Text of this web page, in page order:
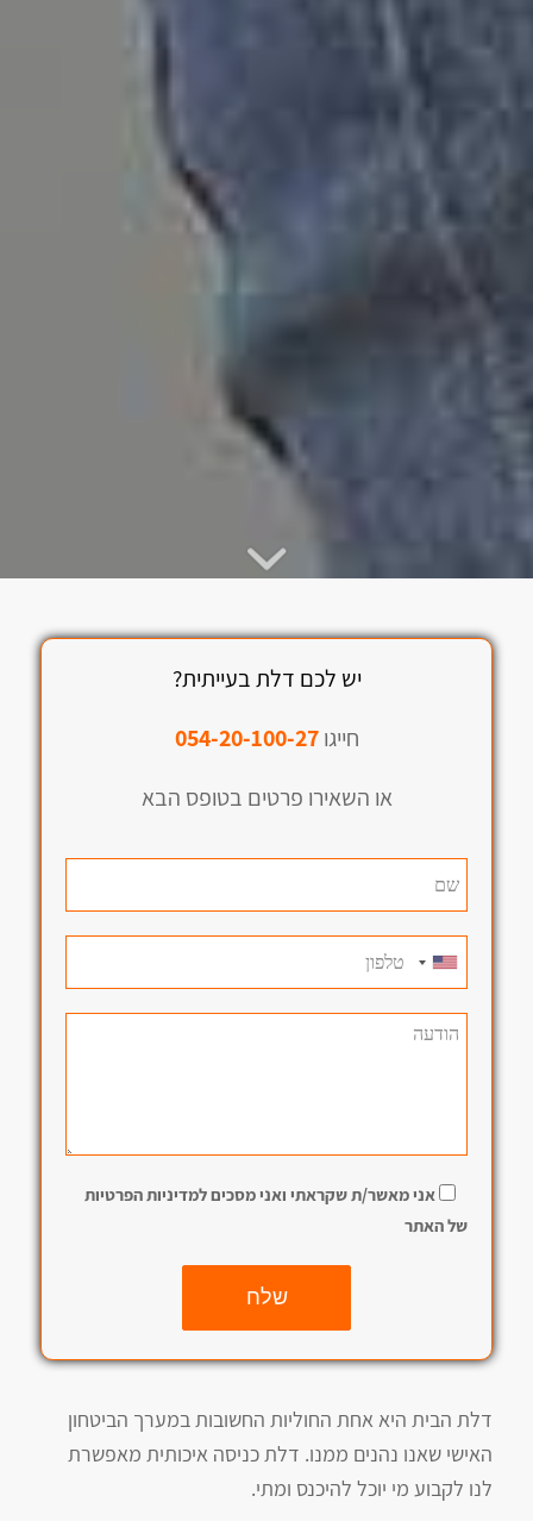
יש לכם דלת בעייתית?
חייגו054-20-100-27
או השאירו פרטים בטופס הבא
אני מאשר/ת שקראתי ואני מסכים למדיניות הפרטיות
של האתר
שלח
דלת הבית היא אחת החוליות החשובות במערך הביטחון
האישי שאנו נהנים ממנו. דלת כניסה איכותית מאפשרת
לנו לקבוע מי יוכל להיכנס ומתי.